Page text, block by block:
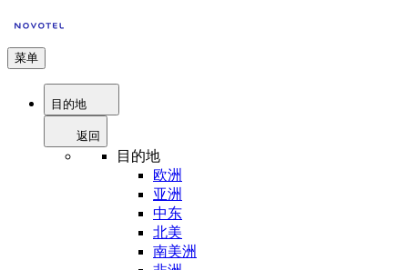
菜单
目的地
返回
目的地
欧洲
亚洲
中东
北美
南美洲